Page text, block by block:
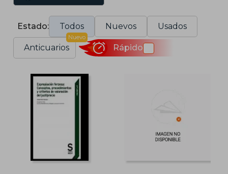
Estado: Todos Nuevos Usados
Anticuarios
Nuevo
Rápido